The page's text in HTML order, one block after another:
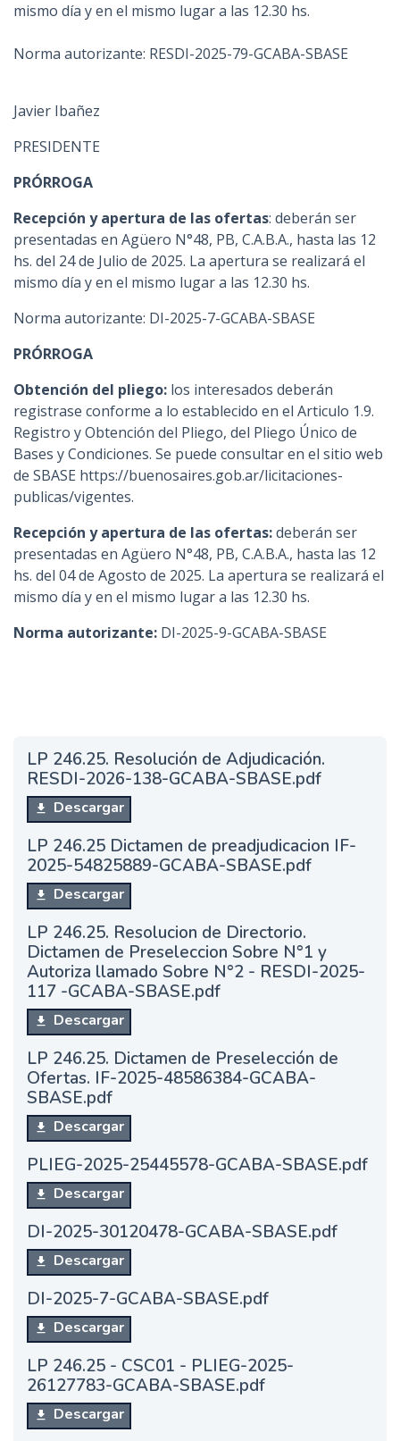
mismo día y en el mismo lugar a las 12.30 hs.
Norma autorizante: RESDI-2025-79-GCABA-SBASE
Javier Ibañez
PRESIDENTE
PRÓRROGA
Recepción y apertura de las ofertas: deberán ser
presentadas en Agüero N°48, PB, C.A.B.A., hasta las 12
hs. del 24 de Julio de 2025. La apertura se realizará el
mismo día y en el mismo lugar a las 12.30 hs.
Norma autorizante: DI-2025-7-GCABA-SBASE
PRÓRROGA
Obtención del pliego: los interesados deberán
registrase conforme a lo establecido en el Articulo 1.9.
Registro y Obtención del Pliego, del Pliego Único de
Bases y Condiciones. Se puede consultar en el sitio web
de SBASE https://buenosaires.gob.ar/licitaciones-
publicas/vigentes.
Recepción y apertura de las ofertas:deberán ser
presentadas en Agüero N°48, PB, C.A.B.A., hasta las 12
hs. del 04 de Agosto de 2025. La apertura se realizará el
mismo día y en el mismo lugar a las 12.30 hs.
Norma autorizante: DI-2025-9-GCABA-SBASE
LP 246.25. Resolución de Adjudicación.
RESDI-2026-138-GCABA-SBASE.pdf
Descargar
LP 246.25 Dictamen de preadjudicacion IF-
2025-54825889-GCABA-SBASE.pdf
Descargar
LP 246.25. Resolucion de Directorio.
Dictamen de Preseleccion Sobre N°1 y
Autoriza llamado Sobre N°2 - RESDI-2025-
117 -GCABA-SBASE.pdf
Descargar
LP 246.25. Dictamen de Preselección de
Ofertas. IF-2025-48586384-GCABA-
SBASE.pdf
Descargar
PLIEG-2025-25445578-GCABA-SBASE.pdf
Descargar
DI-2025-30120478-GCABA-SBASE.pdf
Descargar
DI-2025-7-GCABA-SBASE.pdf
Descargar
LP 246.25 - CSC01 - PLIEG-2025-
26127783-GCABA-SBASE.pdf
Descargar